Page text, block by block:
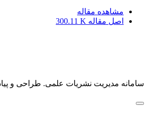
مشاهده مقاله
اصل مقاله 300.11 K
سامانه مدیریت نشریات علمی. طراحی و